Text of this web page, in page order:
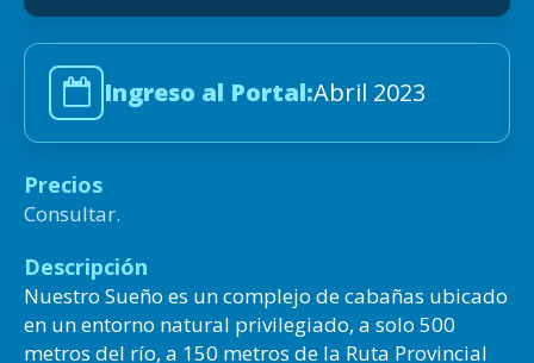
Ingreso al Portal:Abril 2023
Precios
Consultar.
Descripción
Nuestro Sueño es un complejo de cabañas ubicado
en un entorno natural privilegiado, a solo 500
metros del río, a 150 metros de la Ruta Provincial